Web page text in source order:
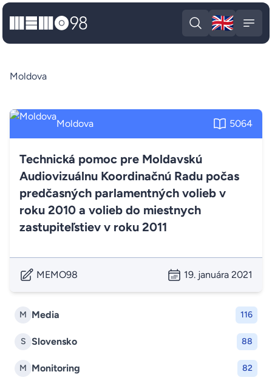
MEMO98
Open search
🇬🇧
M Media 116
S Slovensko 88
M Monitoring 82
Moldova
Moldova 5064
Technická pomoc pre Moldavskú
Audiovizuálnu Koordinačnú Radu počas
predčasných parlamentných volieb v
roku 2010 a volieb do miestnych
zastupiteľstiev v roku 2011
MEMO98 19. januára 2021